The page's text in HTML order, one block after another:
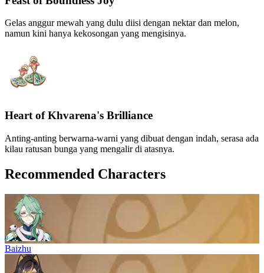
Gelas anggur mewah yang dulu diisi dengan nektar dan melon,
namun kini hanya kekosongan yang mengisinya.
Heart of Khvarena's Brilliance
Anting-anting berwarna-warni yang dibuat dengan indah, serasa ada
kilau ratusan bunga yang mengalir di atasnya.
Recommended Characters
Baizhu